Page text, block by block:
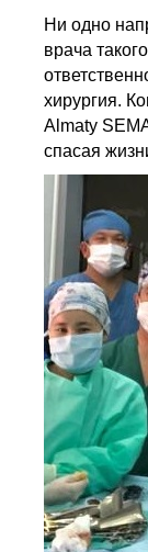
Ни одно
врача
хирургия.
Almaty
спасая